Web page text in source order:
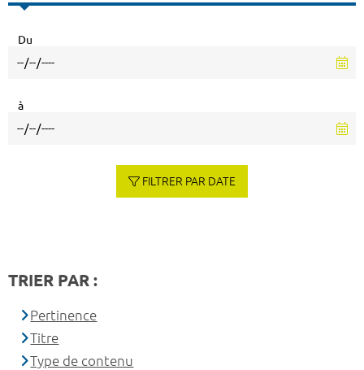
Du
à
FILTRER PAR DATE
TRIER PAR :
Pertinence
Titre
Type de contenu